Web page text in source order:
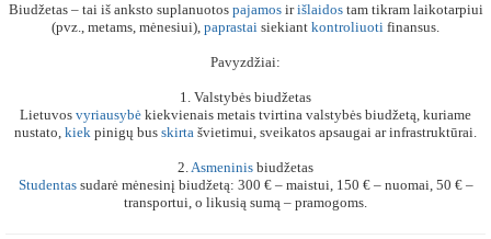
Biudžetas – tai iš anksto suplanuotos pajamosirišlaidostam tikram laikotarpiui
(pvz., metams, mėnesiui), paprastai siekiant kontroliuoti finansus.
Pavyzdžiai:
1. Valstybės biudžetas
Lietuvos vyriausybė kiekvienais metais tvirtina valstybės biudžetą, kuriame
nustato, kiek pinigų bus skirta švietimui, sveikatos apsaugai ar infrastruktūrai.
2.Asmeninis biudžetas
Studentassudarė mėnesinį biudžetą: 300 € – maistui, 150 € – nuomai, 50 € –
transportui, o likusią sumą – pramogoms.